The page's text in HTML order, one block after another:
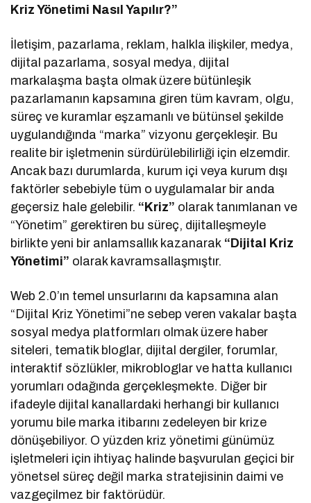
Kriz Yönetimi Nasıl Yapılır?”
İletişim, pazarlama, reklam, halkla ilişkiler, medya,
dijital pazarlama, sosyal medya, dijital
markalaşma başta olmak üzere bütünleşik
pazarlamanın kapsamına giren tüm kavram, olgu,
süreç ve kuramlar eşzamanlı ve bütünsel şekilde
uygulandığında “marka” vizyonu gerçekleşir. Bu
realite bir işletmenin sürdürülebilirliği için elzemdir.
Ancak bazı durumlarda, kurum içi veya kurum dışı
faktörler sebebiyle tüm o uygulamalar bir anda
geçersiz hale gelebilir. “Kriz” olarak tanımlanan ve
“Yönetim” gerektiren bu süreç, dijitalleşmeyle
birlikte yeni bir anlamsallık kazanarak “Dijital Kriz
Yönetimi” olarak kavramsallaşmıştır.
Web 2.0’ın temel unsurlarını da kapsamına alan
“Dijital Kriz Yönetimi”ne sebep veren vakalar başta
sosyal medya platformları olmak üzere haber
siteleri, tematik bloglar, dijital dergiler, forumlar,
interaktif sözlükler, mikrobloglar ve hatta kullanıcı
yorumları odağında gerçekleşmekte. Diğer bir
ifadeyle dijital kanallardaki herhangi bir kullanıcı
yorumu bile marka itibarını zedeleyen bir krize
dönüşebiliyor. O yüzden kriz yönetimi günümüz
işletmeleri için ihtiyaç halinde başvurulan geçici bir
yönetsel süreç değil marka stratejisinin daimi ve
vazgeçilmez bir faktörüdür.